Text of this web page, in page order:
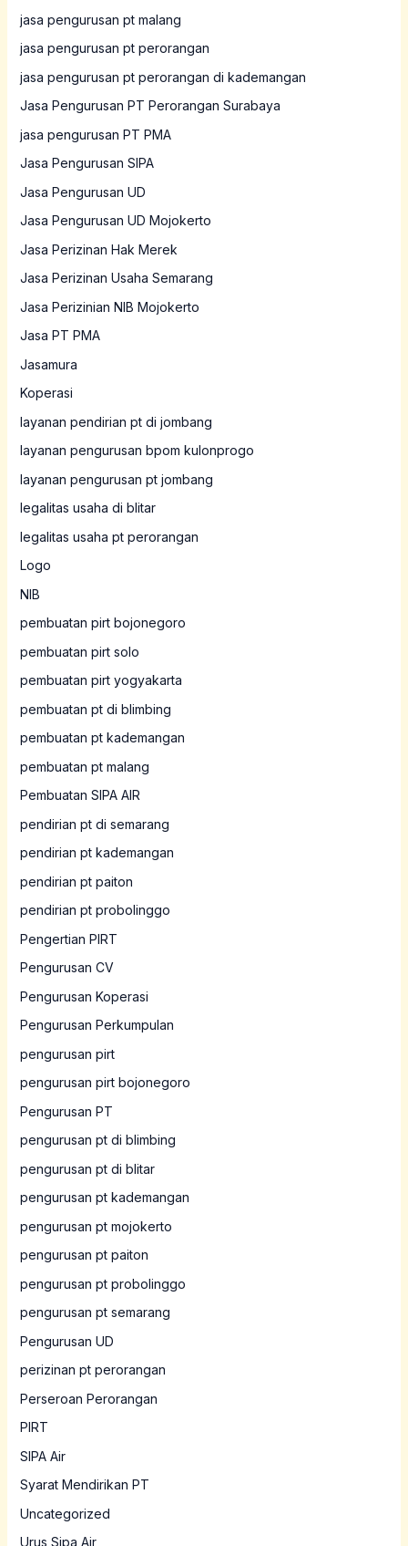
jasa pengurusan pt malang
jasa pengurusan pt perorangan
jasa pengurusan pt perorangan di kademangan
Jasa Pengurusan PT Perorangan Surabaya
jasa pengurusan PT PMA
Jasa Pengurusan SIPA
Jasa Pengurusan UD
Jasa Pengurusan UD Mojokerto
Jasa Perizinan Hak Merek
Jasa Perizinan Usaha Semarang
Jasa Perizinian NIB Mojokerto
Jasa PT PMA
Jasamura
Koperasi
layanan pendirian pt di jombang
layanan pengurusan bpom kulonprogo
layanan pengurusan pt jombang
legalitas usaha di blitar
legalitas usaha pt perorangan
Logo
NIB
pembuatan pirt bojonegoro
pembuatan pirt solo
pembuatan pirt yogyakarta
pembuatan pt di blimbing
pembuatan pt kademangan
pembuatan pt malang
Pembuatan SIPA AIR
pendirian pt di semarang
pendirian pt kademangan
pendirian pt paiton
pendirian pt probolinggo
Pengertian PIRT
Pengurusan CV
Pengurusan Koperasi
Pengurusan Perkumpulan
pengurusan pirt
pengurusan pirt bojonegoro
Pengurusan PT
pengurusan pt di blimbing
pengurusan pt di blitar
pengurusan pt kademangan
pengurusan pt mojokerto
pengurusan pt paiton
pengurusan pt probolinggo
pengurusan pt semarang
Pengurusan UD
perizinan pt perorangan
Perseroan Perorangan
PIRT
SIPA Air
Syarat Mendirikan PT
Uncategorized
Urus Sipa Air